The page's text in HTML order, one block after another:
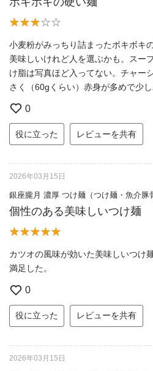
小麦粉がみっちり詰まったボキボキ
美味しいけれど人を選ぶかも。スー
け脂は写真ほど入ってない。チャー
さく（60gくらい）赤身が多めで少し
0
役に立った レビューを共有
2026年03月15日
銀座朧月 濃厚 つけ麺（つけ麺・魚介豚
個性のある美味しいつけ麺
カツオの風味が効いた美味しいつけ
満足した。
0
役に立った レビューを共有
2026年03月15日